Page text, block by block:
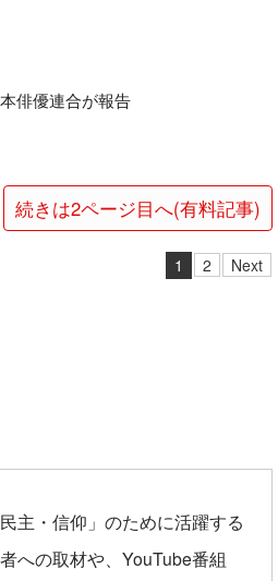
俳優連合が報告
続きは2ページ目へ(有料記事)
1 2 Next
民主・信仰」のために活躍する
への取材や、YouTube番組